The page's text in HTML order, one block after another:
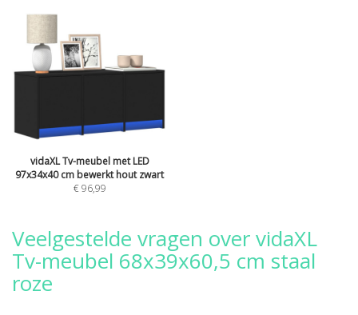
vidaXL Tv-meubel met LED
97x34x40 cm bewerkt hout zwart
€ 96,99
Veelgestelde vragen over vidaXL
Tv-meubel 68x39x60,5 cm staal
roze